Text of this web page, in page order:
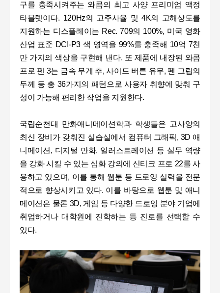
구를 충족시켜주는 와콤의 최고 사양 프리미엄 액정
타블렛이다. 120Hz의 고주사율 및 4K의 고해상도를
지원하는 디스플레이는 Rec. 709의 100%, 미국 영화
산업 표준 DCI-P3 색 영역을 99%를 충족해 10억 7천
만 가지의 색상을 구현해 낸다. 또 제품에 내장된 와콤
프로 펜 3는 금속 무게 추, 사이드 버튼 유무, 펜 그립의
두께 등 총 36가지의 패턴으로 사용자 취향에 맞춰 구
성이 가능해 편리한 작업을 지원한다.
국립순천대 만화애니메이션학과 학생들은 고사양의
최신 장비가 갖춰진 실습실에서 컴퓨터 그래픽, 3D 애
니메이션, 디지털 만화, 일러스트레이션 등 실무 역량
을 강화 시킬 수 있는 심화 강의에 신티크 프로 22를 사
용하고 있으며, 이를 통해 웹툰 등 드로잉 실력을 전문
적으로 향상시키고 있다. 이를 바탕으로 웹툰 및 애니
메이션은 물론 3D, 게임 등 다양한 드로잉 분야 기업에
취업하거나 대학원에 진학하는 등 진로를 선택할 수
있다.